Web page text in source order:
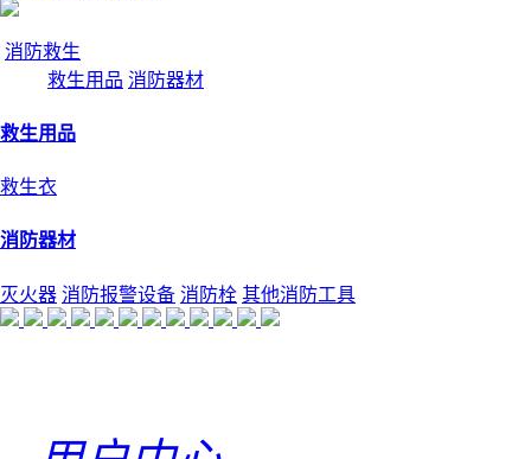
消防救生
救生用品 消防器材
救生用品
救生衣
消防器材
灭火器 消防报警设备 消防栓 其他消防工具